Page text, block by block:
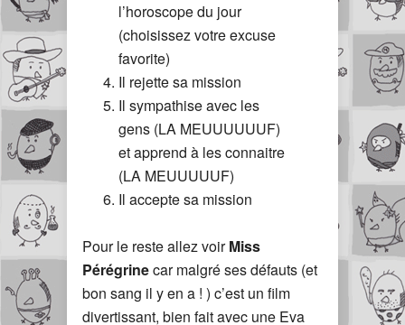
l’horoscope du jour
(choisissez votre excuse
favorite)
Il rejette sa mission
Il sympathise avec les
gens (LA MEUUUUUUF)
et apprend à les connaitre
(LA MEUUUUUF)
Il accepte sa mission
Pour le reste allez voirMiss
Pérégrinecar malgré ses défauts (et
bon sang il y en a ! ) c’est un film
divertissant, bien fait avec une Eva